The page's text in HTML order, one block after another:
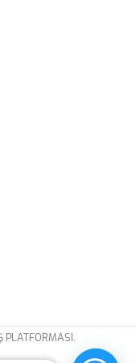
PLATFORMASI.